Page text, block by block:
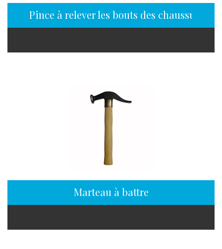
Pince à relever les bouts des chaussures
Marteau à battre